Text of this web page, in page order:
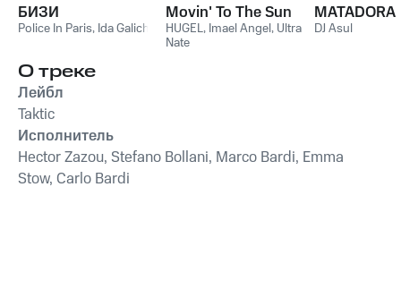
БИЗИ
Police In Paris, Ida Galich
Movin' To The Sun
HUGEL, Imael Angel, Ultra
Nate
MATADORA
DJ Asul
О треке
Лейбл
Taktic
Исполнитель
Hector Zazou, Stefano Bollani, Marco Bardi, Emma
Stow, Carlo Bardi